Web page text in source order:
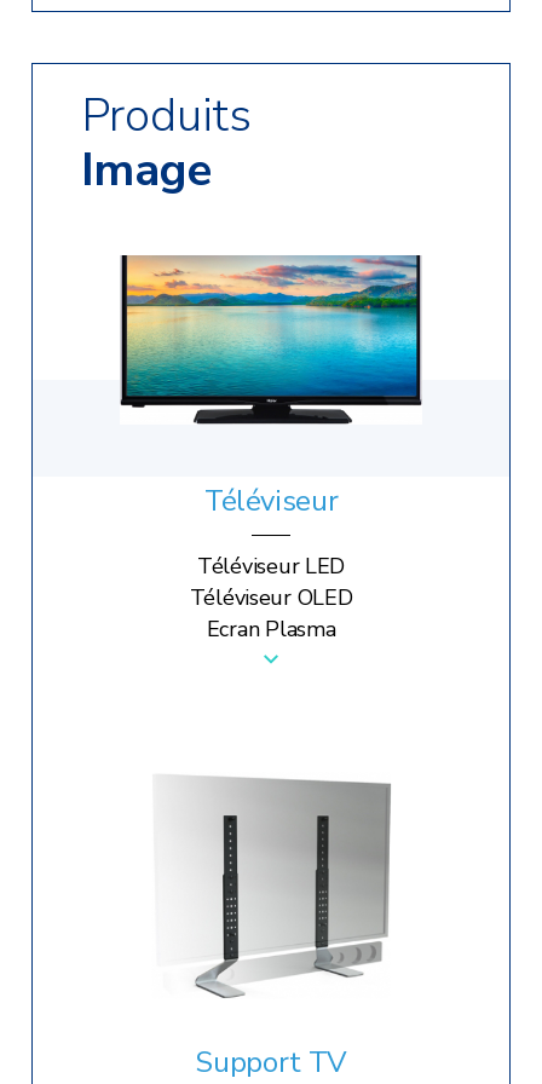
Eléments platine disque
Eléments platine CD
Enceinte bluetooth
Home-cinéma
Produits
Image
Lecteur enregistreur
Téléviseur
Téléviseur LED
Téléviseur OLED
Ecran Plasma
Support TV